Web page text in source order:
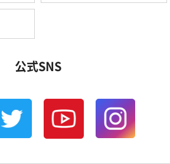
公式SNS